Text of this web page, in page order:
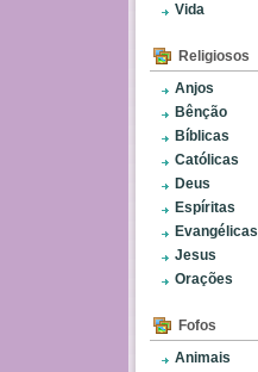
Vida
Religiosos
Anjos
Bênção
Bíblicas
Católicas
Deus
Espíritas
Evangélicas
Jesus
Orações
Fofos
Animais